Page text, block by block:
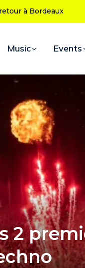
50 ans : le
Music Events
2